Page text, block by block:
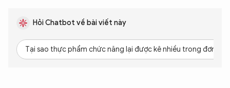
Hỏi Chatbot về bài viết này
Tại sao thực phẩm chức năng lại được kê nhiều trong đơn